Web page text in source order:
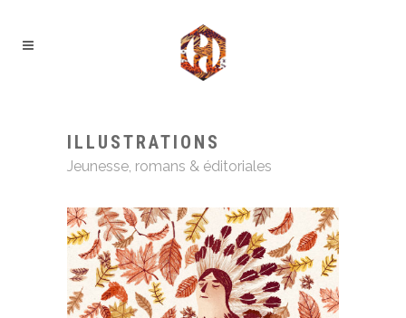
ILLUSTRATIONS
Jeunesse, romans & éditoriales